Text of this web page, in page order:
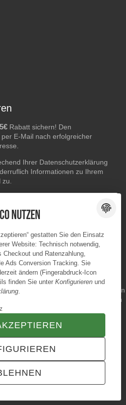
5€ Rabatt sichern! Den
E-Mail nach erfolgreicher
Ihrer Datenschutzerklärung
Informationen zu Ihrem
ABONNIEREN
VERTRAG WIDERRUFEN
MENÜ WARENKORB
nutzen
gestatten Sie den Einsatz
Website: Technisch notwendig,
und Ratenzahlung,
Ads Conversion Tracking. Sie
ändern (Fingerabdruck-Icon
finden Sie unter Konfigurieren und
.